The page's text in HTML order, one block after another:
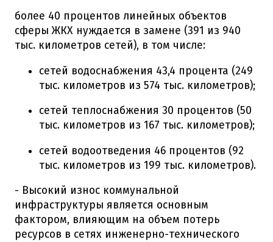
более 40 процентов линейных объектов
сферы ЖКХ нуждается в замене (391 из 940
тыс. километров сетей), в том числе:
сетей водоснабжения 43,4 процента (249
тыс. километров из 574 тыс. километров);
сетей теплоснабжения 30 процентов (50
тыс. километров из 167 тыс. километров);
сетей водоотведения 46 процентов (92
тыс. километров из 199 тыс. километров).
- Высокий износ коммунальной
инфраструктуры является основным
фактором, влияющим на объем потерь
ресурсов в сетях инженерно-технического